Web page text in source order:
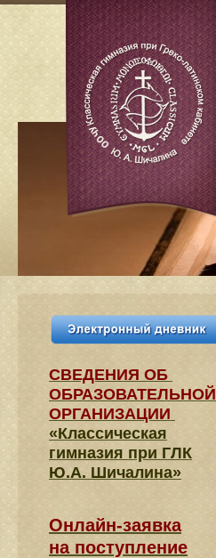
СВЕДЕНИЯ​ ОБ
ОБРАЗОВАТЕЛЬНОЙ
ОРГАНИЗАЦИИ
«Классическая
гимназия при ГЛК
Ю.А. Шичалина»
Онлайн-заявка
на поступление